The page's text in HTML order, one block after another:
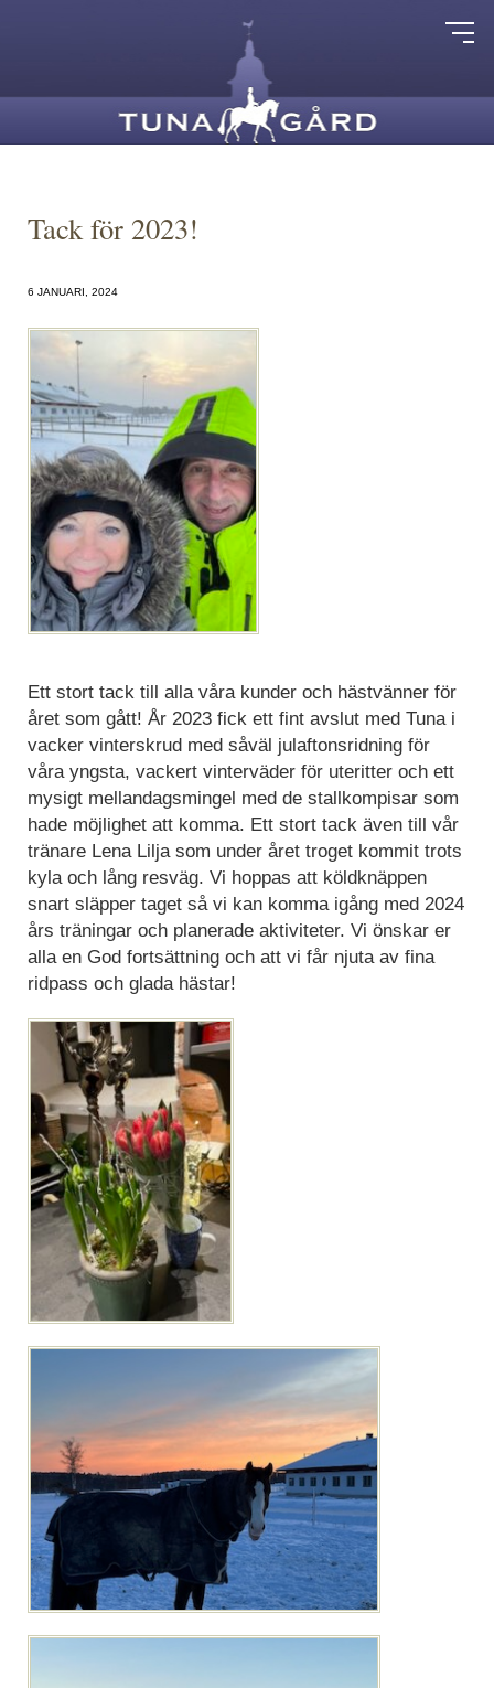
Tack för 2023!
6 JANUARI, 2024
Ett stort tack till alla våra kunder och hästvänner för
året som gått! År 2023 fick ett fint avslut med Tuna i
vacker vinterskrud med såväl julaftonsridning för
våra yngsta, vackert vinterväder för uteritter och ett
mysigt mellandagsmingel med de stallkompisar som
hade möjlighet att komma. Ett stort tack även till vår
tränare Lena Lilja som under året troget kommit trots
kyla och lång resväg. Vi hoppas att köldknäppen
snart släpper taget så vi kan komma igång med 2024
års träningar och planerade aktiviteter. Vi önskar er
alla en God fortsättning och att vi får njuta av fina
ridpass och glada hästar!